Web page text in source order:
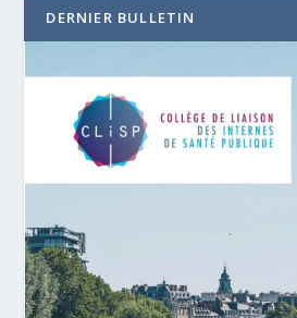
DERNIER BULLETIN